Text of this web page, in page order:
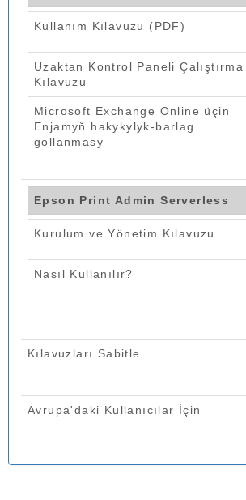
Kullanım Kılavuzu (PDF)
Uzaktan Kontrol Paneli Çalıştırma
Kılavuzu
Microsoft Exchange Online üçin
Enjamyň hakykylyk-barlag
gollanmasy
Epson Print Admin Serverless
Kurulum ve Yönetim Kılavuzu
Nasıl Kullanılır?
Kılavuzları Sabitle
Avrupa'daki Kullanıcılar İçin